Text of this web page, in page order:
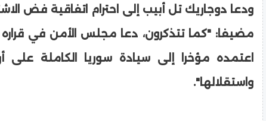
اعتمده مؤخرا إلى سيادة سوريا الكاملة على
واستقلالها".